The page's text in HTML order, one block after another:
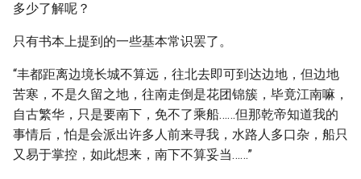
多少了解呢？
只有书本上提到的一些基本常识罢了。
“丰都距离边境长城不算远，往北去即可到达边地，但边地
苦寒，不是久留之地，往南走倒是花团锦簇，毕竟江南嘛，
自古繁华，只是要南下，免不了乘船……但那乾帝知道我的
事情后，怕是会派出许多人前来寻我，水路人多口杂，船只
又易于掌控，如此想来，南下不算妥当……”